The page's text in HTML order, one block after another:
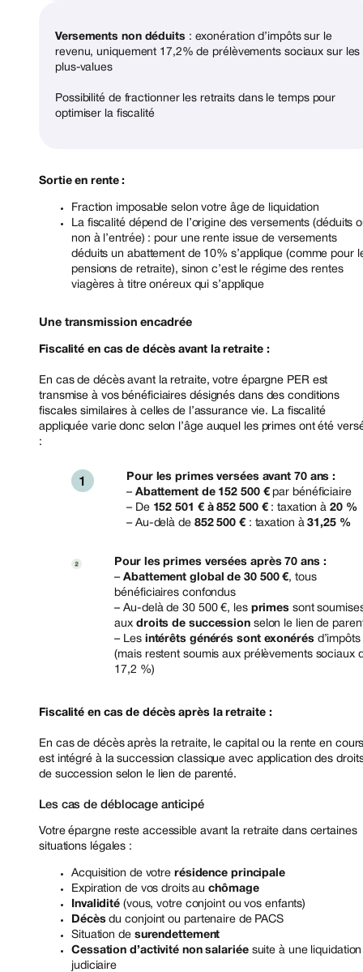
Versements non déduits : exonération d’impôts sur le
revenu, uniquement 17,2% de prélèvements sociaux sur les
plus-values
Possibilité de fractionner les retraits dans le temps pour
optimiser la fiscalité
Sortie en rente :
Fraction imposable selon votre âge de liquidation
La fiscalité dépend de l’origine des versements (déduits
non à l’entrée) : pour une rente issue de versements
déduits un abattement de 10% s’applique (comme pour
pensions de retraite), sinon c’est le régime des rentes
viagères à titre onéreux qui s’applique
Une transmission encadrée
Fiscalité en cas de décès avant la retraite :
En cas de décès avant la retraite, votre épargne PER est
transmise à vos bénéficiaires désignés dans des conditions
fiscales similaires à celles de l’assurance vie. La fiscalité
appliquée varie donc selon l’âge auquel les primes ont été
:
Pour les primes versées avant 70 ans :
– Abattement de 152 500 €par bénéficiaire
– De 152 501 € à 852 500 €: taxation à20 %
– Au-delà de 852 500 €: taxation à31,25 %
Pour les primes versées après 70 ans :
–Abattement global de 30 500 €, tous
bénéficiaires confondus
– Au-delà de 30 500 €, les primes sont
aux droits de successionselon le lien de
– Les intérêts générés sont exonérésd’impôts
(mais restent soumis aux prélèvements sociaux
17,2 %)
Fiscalité en cas de décès après la retraite :
En cas de décès après la retraite, le capital ou la rente en
est intégré à la succession classique avec application des
de succession selon le lien de parenté.
Les cas de déblocage anticipé
Votre épargne reste accessible avant la retraite dans certaines
situations légales :
Acquisition de votre résidence principale
Expiration de vos droits auchômage
Invalidité (vous, votre conjoint ou vos enfants)
Décèsdu conjoint ou partenaire de PACS
Situation de surendettement
Cessation d’activité non salariéesuite à une liquidation
judiciaire